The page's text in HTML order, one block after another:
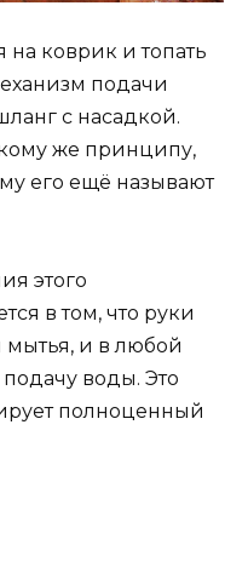
на коврик и топать
подачи
с насадкой.
же принципу,
его ещё называют
этого
в том, что руки
и в любой
воды. Это
полноценный